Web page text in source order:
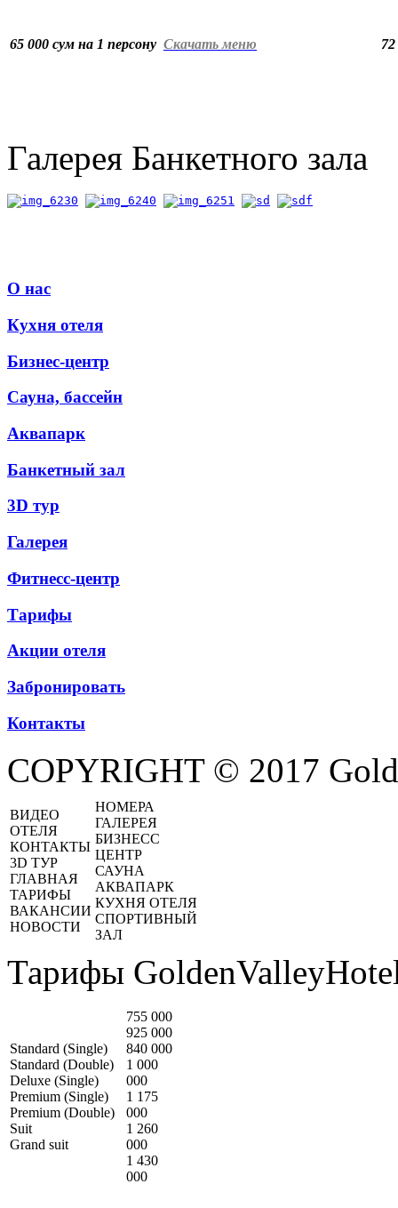
65 000 сум на 1 персону Скачать меню
Галерея Банкетного зала
О нас
Кухня отеля
Бизнес-центр
Сауна, бассейн
Аквапарк
Банкетный зал
3D тур
Галерея
Фитнесс-центр
Тарифы
Акции отеля
Забронировать
Контакты
COPYRIGHT © 2017
ВИДЕО
ОТЕЛЯ
КОНТАКТЫ
3D ТУР
ГЛАВНАЯ
ТАРИФЫ
ВАКАНСИИ
НОВОСТИ
НОМЕРА
ГАЛЕРЕЯ
БИЗНЕСС
ЦЕНТР
САУНА
АКВАПАРК
КУХНЯ ОТЕЛЯ
СПОРТИВНЫЙ
ЗАЛ
Тарифы
Standard (Single)
Standard (Double)
Deluxe (Single)
Premium (Single)
Premium (Double)
Suit
Grand suit
755 000
925 000
840 000
1 000
000
1 175
000
1 260
000
1 430
000